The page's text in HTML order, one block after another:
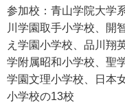
参加校：青山学院大学
川学園取手小学校、開
え学園小学校、品川翔
学附属昭和小学校、聖
学園文理小学校、日本
小学校の13校